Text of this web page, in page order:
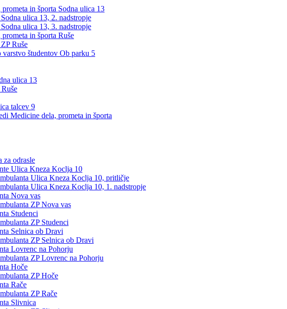
in športa Sodna ulica 13
ulica 13, 2. nadstropje
ulica 13, 3. nadstropje
in športa Ruše
Ruše
varstvo študentov Ob parku 5
ulica 13
talcev 9
Medicine dela, prometa in športa
za odrasle
Ulica Kneza Koclja 10
Ulica Kneza Koclja 10, pritličje
Ulica Kneza Koclja 10, 1. nadstropje
Nova vas
ZP Nova vas
Studenci
ZP Studenci
Selnica ob Dravi
ZP Selnica ob Dravi
Lovrenc na Pohorju
ZP Lovrenc na Pohorju
Hoče
ZP Hoče
Rače
ZP Rače
Slivnica